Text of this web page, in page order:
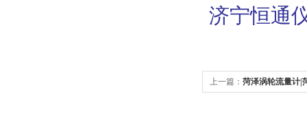
济宁恒通
上一篇： 菏泽涡轮流量计|